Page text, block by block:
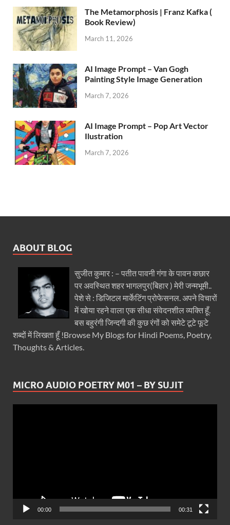
The Metamorphosis | Franz Kafka (
Book Review)
March 11, 2026
AI Image Prompt – Van Gogh
Painting Style Image Generation
March 7, 2026
AI Image Prompt – Pop Art Vector
Ilustration
March 7, 2026
ABOUT BLOG
सुजीत कुमार : – पतीत पावनी गंगा के पावन कछार
पर अवस्थित शहर भागलपुर(बिहार ) मेरी जन्मभूमी..
पेशे से : डिजिटल मार्केटिंग प्रोफेसनल. अपने विचारों
में खोया रहने वाला एक सीधा संवेदनशील व्यक्ति हूँ.
बस बहुरंगी जिन्दगी की कुछ रंगों को समेटे टूटे फूटे
शब्दों में लिखता हूँ !Browse My Blogs for Hindi Poems, Poetry,
Thoughts & Articles.
MICRO AUDIO POETRY M01 – BY SUJIT
00:00 00:31